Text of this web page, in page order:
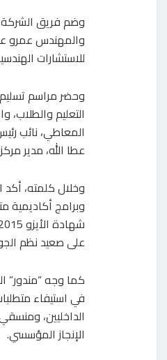
وضم فريق الشركة
والمهندس عمرو
للاستشارات
وحضر مراسم
التعليم والطلاب،
المعاطي، نائب
عطا الله، مدير
وخلال كلمته، أكد
على صعيد نظم
كما وجه “مندور”
في استيفاء
الداخليين،
الإنجاز المؤسسي.